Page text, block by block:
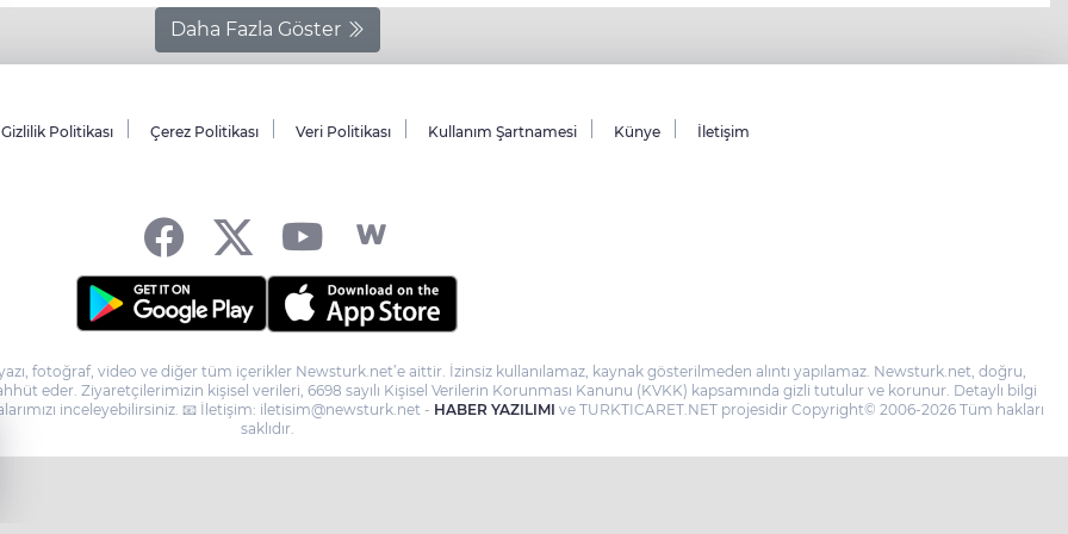
Daha Fazla Göster
Gizlilik Politikası Çerez Politikası Veri Politikası Kullanım Şartnamesi Künye İletişim
fotoğraf, video ve diğer tüm içerikler Newsturk.net’e aittir. İzinsiz kullanılamaz, kaynak gösterilmeden alıntı yapılamaz. Newsturk.net, doğru,
eder. Ziyaretçilerimizin kişisel verileri, 6698 sayılı Kişisel Verilerin Korunması Kanunu (KVKK) kapsamında gizli tutulur ve korunur. Detaylı bilgi
inceleyebilirsiniz. 📧 İletişim: iletisim@newsturk.net - HABER YAZILIMI ve TURKTICARET.NET projesidir Copyright© 2006-2026 Tüm hakları
saklıdır.